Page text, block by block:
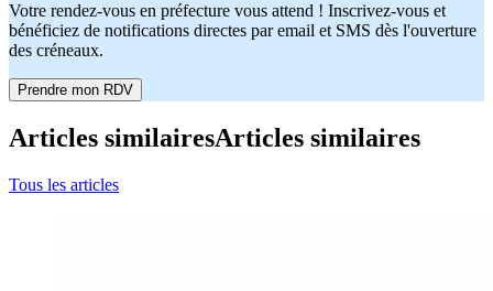
Votre rendez-vous en préfecture vous attend ! Inscrivez-vous et
bénéficiez de notifications directes par email et SMS dès l'ouverture
des créneaux.
Prendre mon RDV
Articles similairesArticles similaires
Tous les articles